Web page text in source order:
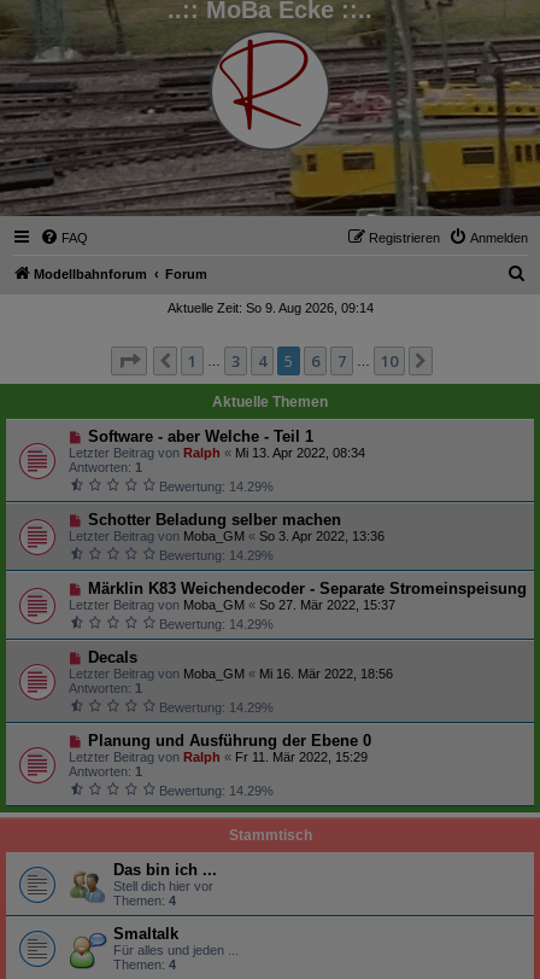
..:: MoBa Ecke ::..
FAQ Anmelden
Registrieren
Modellbahnforum Forum
e
Aktuelle Zeit: So 9. Aug 2026, 09:14
Seite 5von 10
Vorherige
1 3 4 5 6 7 10
Aktuelle Themen
Software - aber Welche - Teil 1
Letzter Beitrag von Ralph « Mi 13. Apr 2022, 08:34
Antworten: 1
Bewertung: 14.29%
Schotter Beladung selber machen
Letzter Beitrag von Moba_GM « So 3. Apr 2022, 13:36
Bewertung: 14.29%
Märklin K83 Weichendecoder - Separate Stromeinspeisung
Letzter Beitrag von Moba_GM « So 27. Mär 2022, 15:37
Bewertung: 14.29%
Decals
Letzter Beitrag von Moba_GM « Mi 16. Mär 2022, 18:56
Antworten: 1
Bewertung: 14.29%
Planung und Ausführung der Ebene 0
Letzter Beitrag von Ralph « Fr 11. Mär 2022, 15:29
Antworten: 1
Bewertung: 14.29%
Stammtisch
Das bin ich ...
Stell dich hier vor
Themen: 4
Smaltalk
Für alles und jeden ...
Themen: 4